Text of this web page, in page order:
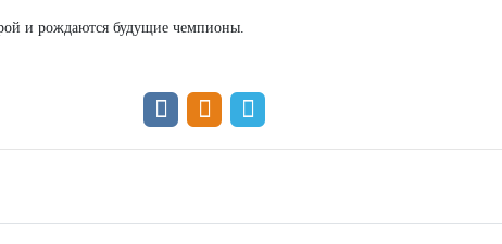
и рождаются будущие чемпионы.